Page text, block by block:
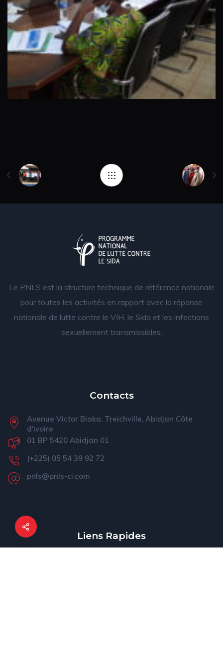
Le PNLS est la structure technique de référence nationale
pour toutes les activités en rapport avec la réponse
nationale de lutte contre le VIH, le Sida et les infections
sexuellement transmissibles.
Contacts
Avenue Victor Biaka, Treichville, Abidjan Côte
d'ivoire
01 BP 5420 Abidjan 01
(+225) 05 54 39 92 72
pnls@pnls-ci.com
Liens Rapides